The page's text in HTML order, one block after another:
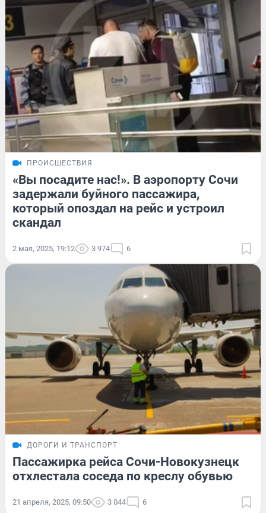
ПРОИСШЕСТВИЯ
«Вы посадите нас!». В аэропорту Сочи
задержали буйного пассажира,
который опоздал на рейс и устроил
скандал
2 мая, 2025, 19:12 3 974 6
ДОРОГИ И ТРАНСПОРТ
Пассажирка рейса Сочи-Новокузнецк
отхлестала соседа по креслу обувью
21 апреля, 2025, 09:50 3 044 6